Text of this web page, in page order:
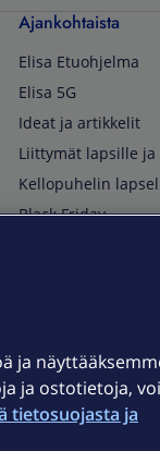
Ajankohtaista
Elisa Etuohjelma
Elisa 5G
Ideat ja artikkelit
Liittymät lapsille
Kellopuhelin
Black Friday
ja
ja ostotietoja,
tietosuojasta ja